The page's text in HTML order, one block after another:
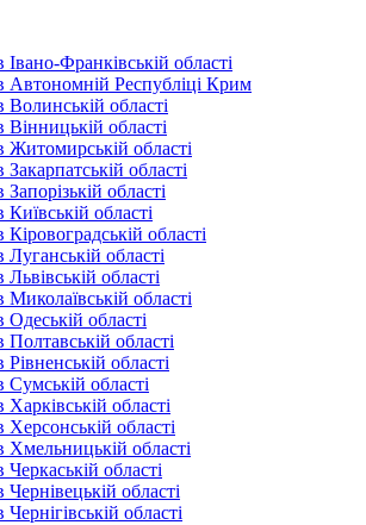
Івано-Франківській області
Автономній Республіці Крим
Волинській області
Вінницькій області
Житомирській області
області
області
області
області
Луганській області
області
Миколаївській області
Одеській області
Полтавській області
області
Сумській області
області
Херсонській області
Хмельницькій області
області
області
області